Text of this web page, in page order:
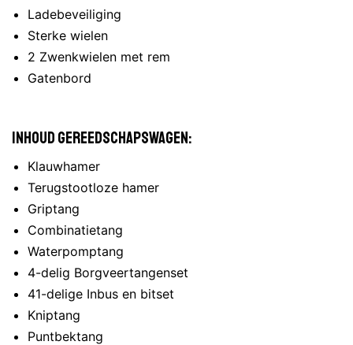
Ladebeveiliging
Sterke wielen
2 Zwenkwielen met rem
Gatenbord
Inhoud gereedschapswagen:
Klauwhamer
Terugstootloze hamer
Griptang
Combinatietang
Waterpomptang
4-delig Borgveertangenset
41-delige Inbus en bitset
Kniptang
Puntbektang